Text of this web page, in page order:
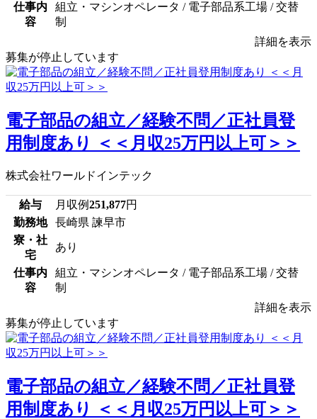
仕事内
容
組立・マシンオペレータ / 電子部品系工場 / 交替
制
詳細を表示
募集が停止しています
電子部品の組立／経験不問／正社員登
用制度あり ＜＜月収25万円以上可＞＞
株式会社ワールドインテック
給与 月収例251,877円
勤務地
長崎県 諫早市
寮・社
宅
あり
仕事内
容
組立・マシンオペレータ / 電子部品系工場 / 交替
制
詳細を表示
募集が停止しています
電子部品の組立／経験不問／正社員登
用制度あり ＜＜月収25万円以上可＞＞